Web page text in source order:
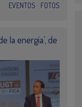
EVENTOS FOTOS
la energía’, de